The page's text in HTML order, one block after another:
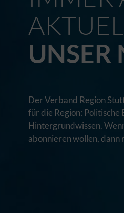
UNSER
Der Verband Region
für die Region: Politische
Hintergrundwissen.
abonnieren wollen, dann